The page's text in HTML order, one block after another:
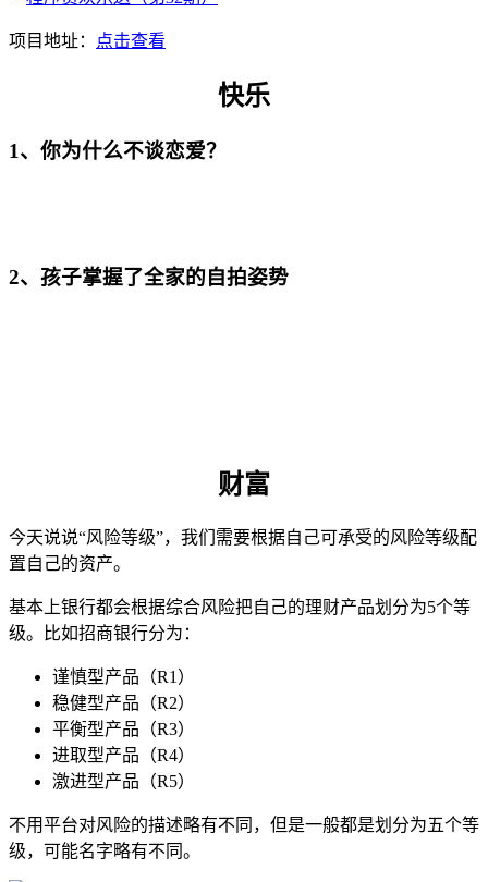
项目地址： 点击查看
快乐
1、 你为什么不谈恋爱？
2、孩子掌握了全家的自拍姿势
财富
今天说说“风险等级”，我们需要根据自己可承受的风险等级配
置自己的资产。
基本上银行都会根据综合风险把自己的理财产品划分为5个等
级。比如招商银行分为：
谨慎型产品（R1）
稳健型产品（R2）
平衡型产品（R3）
进取型产品（R4）
激进型产品（R5）
不用平台对风险的描述略有不同，但是一般都是划分为五个等
级，可能名字略有不同。